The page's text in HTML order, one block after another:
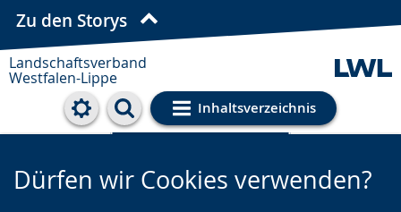
Zu den Storys
Landschaftsverband
Westfalen-Lippe
Inhaltsverzeichnis
Cookie-Einstellungen
Dürfen wir Cookies verwenden?